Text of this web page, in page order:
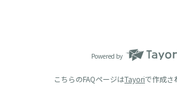
Powered by
こちらのFAQページはTayoriで作成さ